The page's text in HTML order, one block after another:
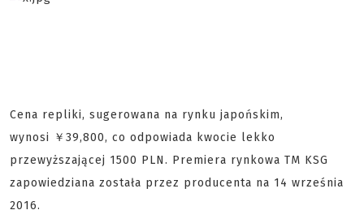
Cena repliki, sugerowana na rynku japońskim,
wynosi ￥39,800, co odpowiada kwocie lekko
przewyższającej 1500 PLN. Premiera rynkowa TM KSG
zapowiedziana została przez producenta na 14 września
2016.